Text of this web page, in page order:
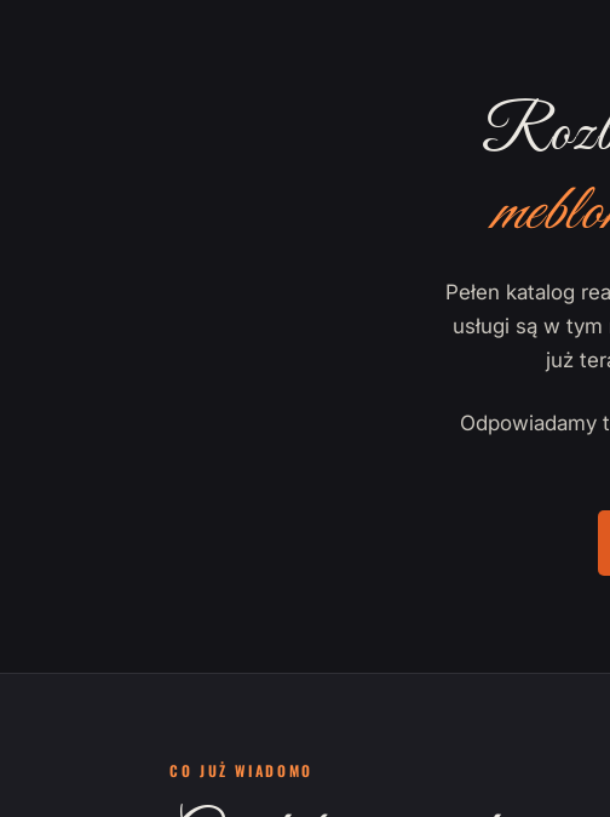
Pełen katalog
usługi są w
już
Odpowiadamy
CO JUŻ WIADOMO